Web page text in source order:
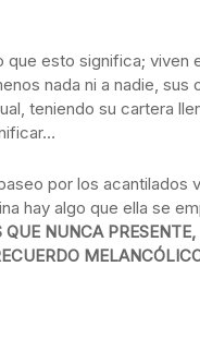
que esto significa; viven
nada ni a nadie,
teniendo su cartera
por los acantilados
hay algo que ella se
NUNCA